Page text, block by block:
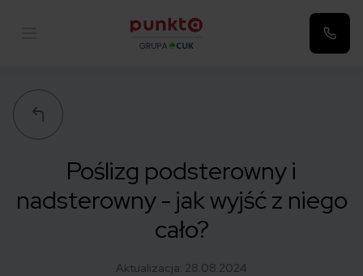
Poślizg podsterowny i
nadsterowny - jak wyjść z niego
cało?
Aktualizacja: 28.08.2024